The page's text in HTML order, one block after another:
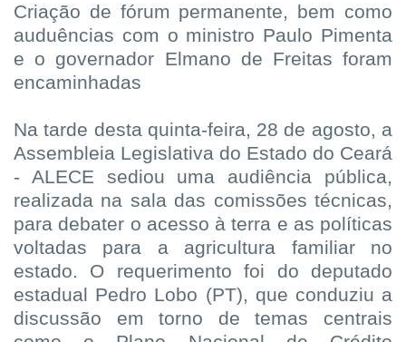
Criação de fórum permanente, bem como
auduências com o ministro Paulo Pimenta
e o governador Elmano de Freitas foram
encaminhadas
Na tarde desta quinta-feira, 28 de agosto, a
Assembleia Legislativa do Estado do Ceará
- ALECE sediou uma audiência pública,
realizada na sala das comissões técnicas,
para debater o acesso à terra e as políticas
voltadas para a agricultura familiar no
estado. O requerimento foi do deputado
estadual Pedro Lobo (PT), que conduziu a
discussão em torno de temas centrais